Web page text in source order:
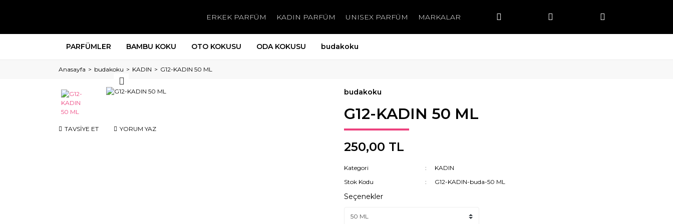
ERKEK PARFÜM KADIN PARFÜM UNISEX PARFÜM MARKALAR
PARFÜMLER BAMBU KOKU OTO KOKUSU ODA KOKUSU budakoku
Anasayfa budakoku KADIN G12-KADIN 50 ML
TAVSİYE ET YORUM YAZ
budakoku
G12-KADIN 50 ML
250,00 TL
Kategori
KADIN
Stok Kodu
G12-KADIN-buda-50 ML
Seçenekler